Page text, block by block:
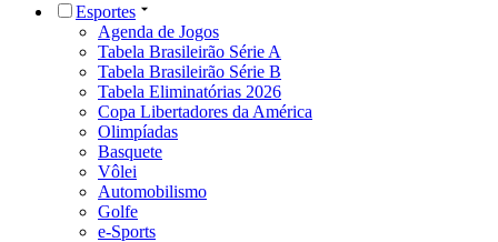
Esportes
Agenda de Jogos
Tabela Brasileirão Série A
Tabela Brasileirão Série B
Tabela Eliminatórias 2026
Copa Libertadores da América
Olimpíadas
Basquete
Vôlei
Automobilismo
Golfe
e-Sports